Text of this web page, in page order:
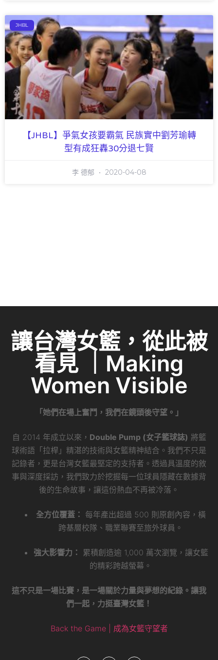
JHBL
【JHBL】爭氣女孩要霸氣 民族實中劉芳瑜轉
型有成狂轟30分退七賢
李 德郁 2020-04-08
讓台灣女籃，從此被
看見 ｜Making
Women Visible
「她們在場上奮鬥，我們在鏡頭後守望。」
自 2014 年成立以來， Double Pump (女子籃球誌) 將籃
球術語「拉桿」精湛的技術與女籃精神結合。我們不只是
記錄者，更是台灣女籃最堅定的支持者。透過具溫度的敘
事與深度採訪，我們致力於挖掘每一位球員隱藏在數據背
後的生命故事，讓這份熱血不再被冷落。
全方位覆蓋： 每年產出超過 500 則原創內容，橫
跨基層校隊、職業聯賽至旅外球員。
強大影響力：
累積創造逾 1,000 萬次瀏覽，讓女籃
的精彩跨越螢幕。
這不只是一場比賽，是一場關於力量與夢想的紀錄。讓我
們一起，力挺臺灣女籃！
Back the Game | 成為女籃守望者